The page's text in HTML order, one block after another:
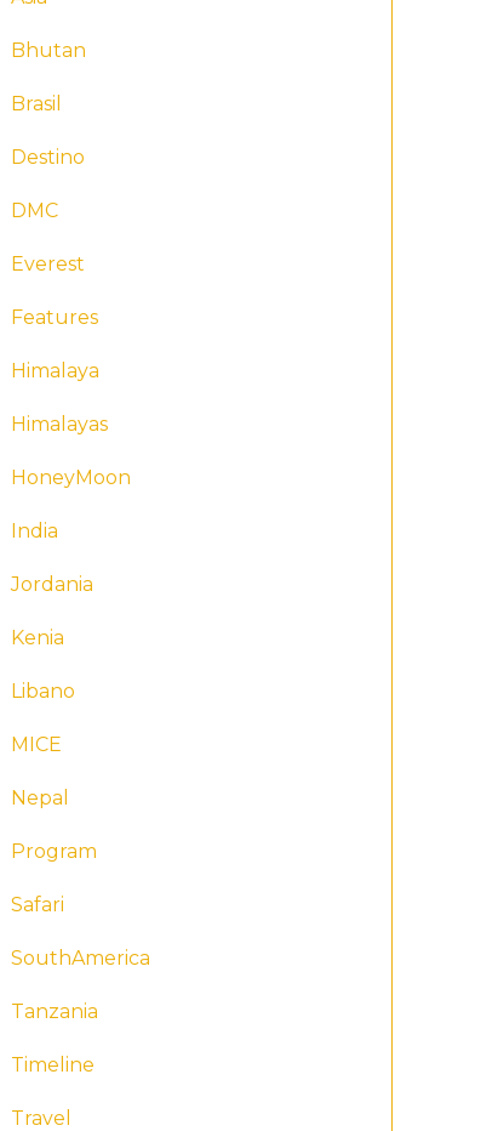
Bhutan
Brasil
Destino
DMC
Everest
Features
Himalaya
Himalayas
HoneyMoon
India
Jordania
Kenia
Libano
MICE
Nepal
Program
Safari
SouthAmerica
Tanzania
Timeline
Travel